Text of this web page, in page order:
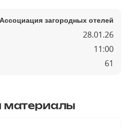
Ассоциация загородных отелей
28.01.26
11:00
61
материалы